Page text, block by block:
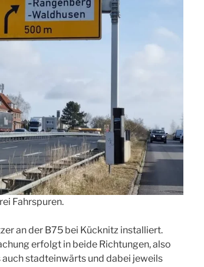
Fahrspuren.
an der B75 bei Kücknitz installiert.
erfolgt in beide Richtungen, also
stadteinwärts und dabei jeweils